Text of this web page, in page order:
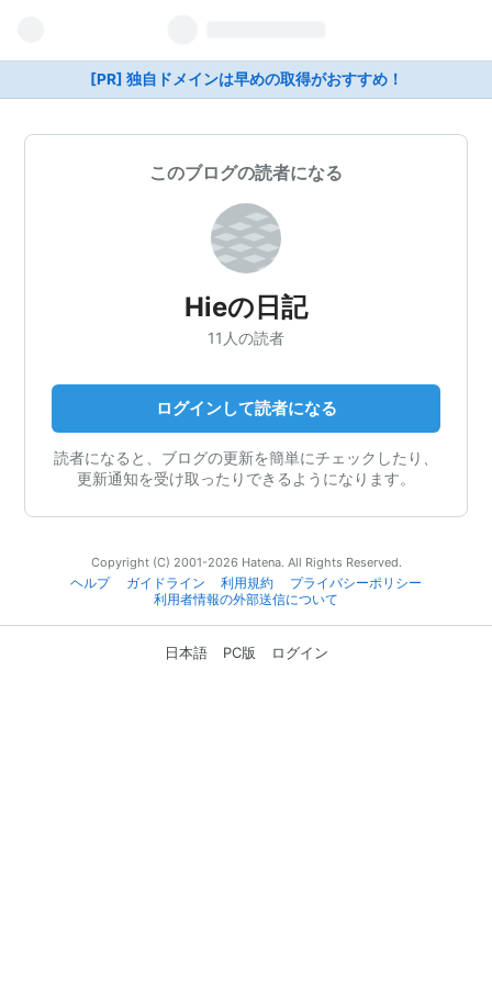
[PR] 独自ドメインは早めの取得がおすすめ！
このブログの読者になる
Hieの日記
11人の読者
ログインして読者になる
読者になると、ブログの更新を簡単にチェックしたり、
更新通知を受け取ったりできるようになります。
Copyright (C) 2001-2026 Hatena. All Rights Reserved.
ヘルプ
ガイドライン 利用規約
プライバシーポリシー
利用者情報の外部送信について
日本語 PC版 ログイン